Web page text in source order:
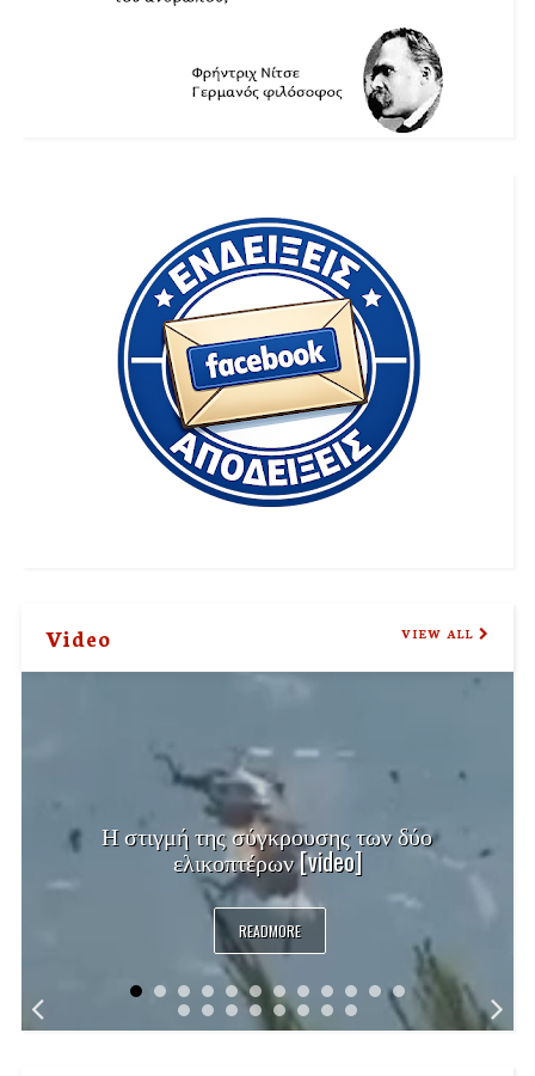
Video VIEW ALL
Η στιγμή της σύγκρουσης των δύο
ελικοπτέρων [video]
READMORE